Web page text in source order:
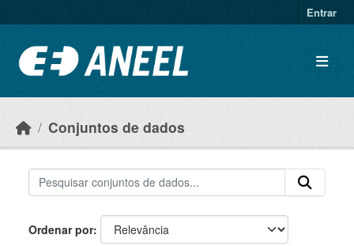
Entrar
Conjuntos de dados
Ordenar por